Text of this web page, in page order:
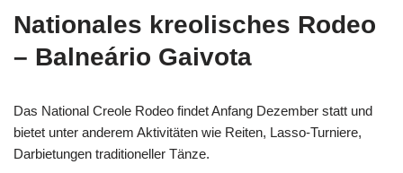
Nationales kreolisches Rodeo
– Balneário Gaivota
Das National Creole Rodeo findet Anfang Dezember statt und
bietet unter anderem Aktivitäten wie Reiten, Lasso-Turniere,
Darbietungen traditioneller Tänze.